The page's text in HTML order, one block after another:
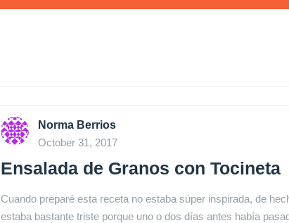
Norma Berrios
October 31, 2017
Ensalada de Granos con Tocineta
Cuando preparé esta receta no estaba súper inspirada, de
estaba bastante triste porque uno o dos días antes había